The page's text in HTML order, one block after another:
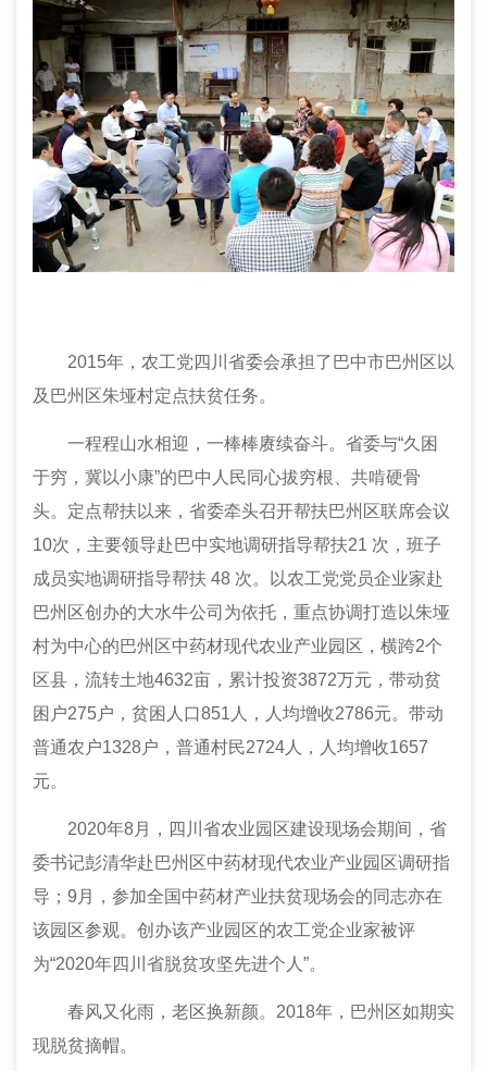
2015年，农工党四川省委会承担了巴中市巴州区以
及巴州区朱垭村定点扶贫任务。
一程程山水相迎，一棒棒赓续奋斗。省委与“久困
于穷，冀以小康”的巴中人民同心拔穷根、共啃硬骨
头。定点帮扶以来，省委牵头召开帮扶巴州区联席会议
10次，主要领导赴巴中实地调研指导帮扶21 次，班子
成员实地调研指导帮扶 48 次。以农工党党 员企业家赴
巴州区创办的大水牛公司为依托，重点协调打造以朱垭
村为中心的巴州区中药材现代农业产业园区，横跨2个
区县，流转土地4632亩，累计投资3872万元，带动贫
困户275户，贫困人口851人，人均增收2786元。带动
普通农户1328户，普通村民2724人，人均增收1657
元。
2020年8月，四川省农业园区建设现场会期间，省
委书记彭清华赴巴州区中药材现代农业产业园区调研指
导；9月，参加全国中药材产业扶贫现场会的同志亦在
该园区参观。创办该产业园区的农工党企业家被评
为“2020年四川省脱贫攻坚先进个人”。
春风又化雨，老区换新颜。2018年，巴州区如期实
现脱贫摘帽。